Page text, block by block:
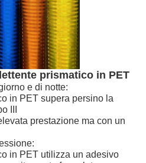
prismatico in PET
e di notte:
in PET supera persino la
III
prestazione ma con un
in PET utilizza un adesivo